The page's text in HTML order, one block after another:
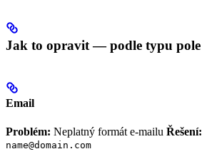
Jak to opravit — podle typu pole
Email
Problém: Neplatný formát e-mailu Řešení:
name@domain.com